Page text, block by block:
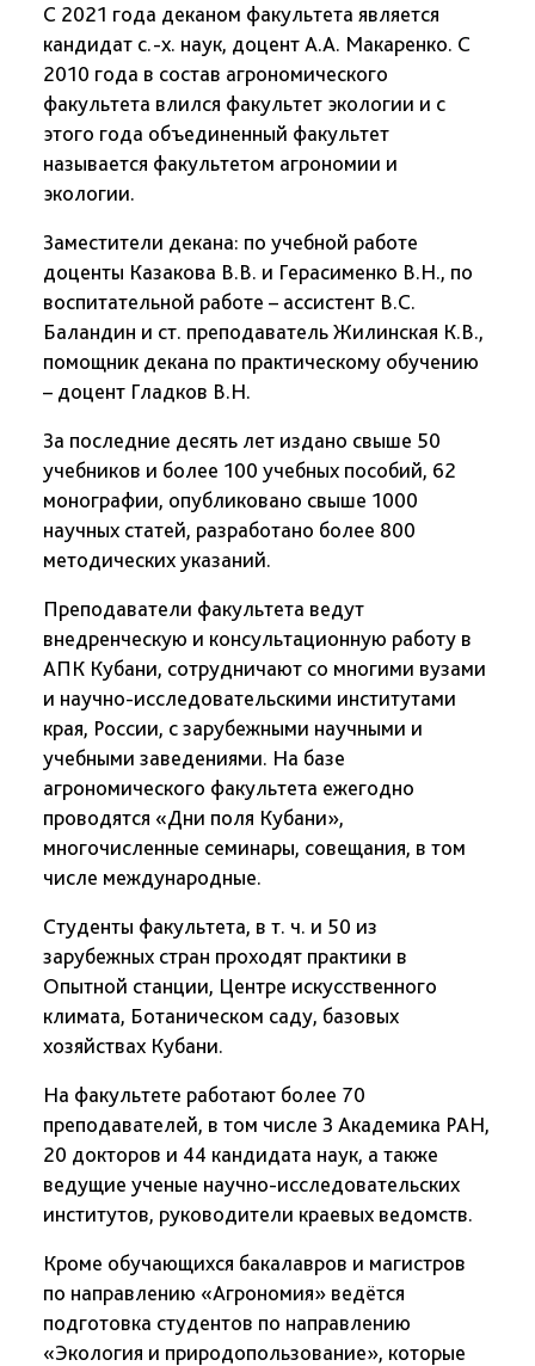
С 2021 года деканом факультета является
кандидат с.-х. наук, доцент А.А. Макаренко. С
2010 года в состав агрономического
факультета влился факультет экологии и с
этого года объединенный факультет
называется факультетом агрономии и
экологии.
Заместители декана: по учебной работе
доценты Казакова В.В. и Герасименко В.Н., по
воспитательной работе – ассистент В.С.
Баландин и ст. преподаватель Жилинская К.В.,
помощник декана по практическому обучению
– доцент Гладков В.Н.
За последние десять лет издано свыше 50
учебников и более 100 учебных пособий, 62
монографии, опубликовано свыше 1000
научных статей, разработано более 800
методических указаний.
Преподаватели факультета ведут
внедренческую и консультационную работу в
АПК Кубани, сотрудничают со многими вузами
и научно-исследовательскими институтами
края, России, с зарубежными научными и
учебными заведениями. На базе
агрономического факультета ежегодно
проводятся «Дни поля Кубани»,
многочисленные семинары, совещания, в том
числе международные.
Студенты факультета, в т. ч. и 50 из
зарубежных стран проходят практики в
Опытной станции, Центре искусственного
климата, Ботаническом саду, базовых
хозяйствах Кубани.
На факультете работают более 70
преподавателей, в том числе 3 Академика РАН,
20 докторов и 44 кандидата наук, а также
ведущие ученые научно-исследовательских
институтов, руководители краевых ведомств.
Кроме обучающихся бакалавров и магистров
по направлению «Агрономия» ведётся
подготовка студентов по направлению
«Экология и природопользование», которые